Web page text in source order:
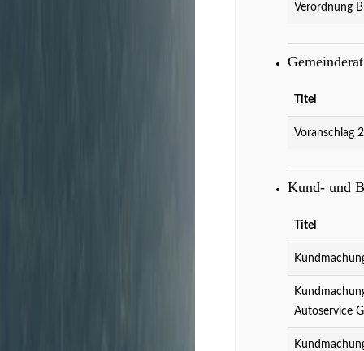
Verordnung
Titel
Voranschlag
Kund- und
Titel
Autoservice